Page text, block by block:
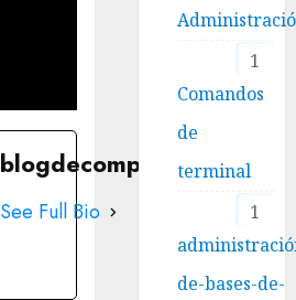
blogdecomputo.com
See Full Bio
1
Comandos
de
terminal
1
de-bases-de-